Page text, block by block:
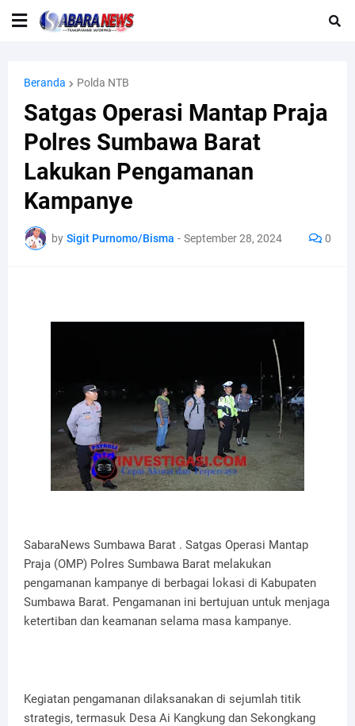
Beranda Polda NTB
Satgas Operasi Mantap Praja
Polres Sumbawa Barat
Lakukan Pengamanan
Kampanye
by Sigit Purnomo/Bisma - September 28, 2024 0
SabaraNews Sumbawa Barat . Satgas Operasi Mantap
Praja (OMP) Polres Sumbawa Barat melakukan
pengamanan kampanye di berbagai lokasi di Kabupaten
Sumbawa Barat. Pengamanan ini bertujuan untuk menjaga
ketertiban dan keamanan selama masa kampanye.
Kegiatan pengamanan dilaksanakan di sejumlah titik
strategis, termasuk Desa Ai Kangkung dan Sekongkang